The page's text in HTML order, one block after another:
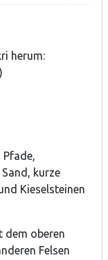
herum:
kurze
Kieselsteinen
dem oberen
Felsen